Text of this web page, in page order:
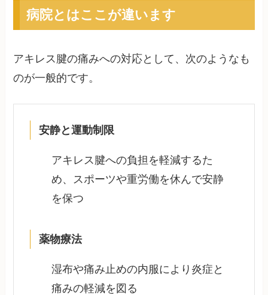
病院とはここが違います
アキレス腱の痛みへの対応として、次のようなも
のが一般的です。
安静と運動制限
アキレス腱への負担を軽減するた
め、スポーツや重労働を休んで安静
を保つ
薬物療法
湿布や痛み止めの内服により炎症と
痛みの軽減を図る